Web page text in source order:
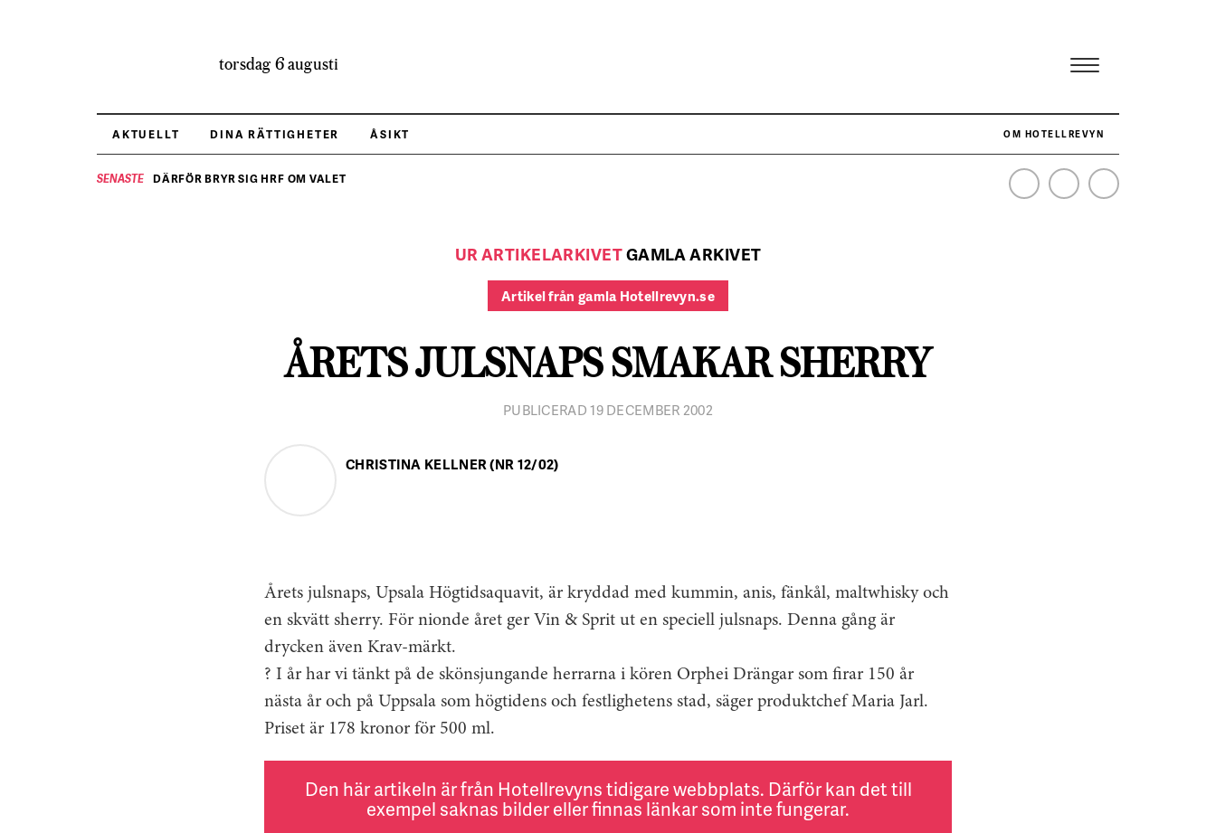
torsdag 6 augusti
AKTUELLT DINA RÄTTIGHETER ÅSIKT OM HOTELLREVYN
SENASTE DÄRFÖR BRYR SIG HRF OM VALET NÄR HOTELLREVYN SLOG SVENSKT REKORD I SIMPELHET
UR ARTIKELARKIVETGAMLA ARKIVET
Artikel från gamla Hotellrevyn.se
ÅRETS JULSNAPS SMAKAR SHERRY
PUBLICERAD 19 DECEMBER 2002
CHRISTINA KELLNER (NR 12/02)
Årets julsnaps, Upsala Högtidsaquavit, är kryddad med kummin, anis, fänkål, maltwhisky och
en skvätt sherry. För nionde året ger Vin & Sprit ut en speciell julsnaps. Denna gång är
drycken även Krav-märkt.
? I år har vi tänkt på de skönsjungande herrarna i kören Orphei Drängar som firar 150 år
nästa år och på Uppsala som högtidens och festlighetens stad, säger produktchef Maria Jarl.
Priset är 178 kronor för 500 ml.
Den här artikeln är från Hotellrevyns tidigare webbplats. Därför kan det till
exempel saknas bilder eller finnas länkar som inte fungerar.